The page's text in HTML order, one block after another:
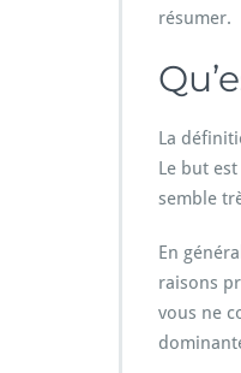
résumer.
La
Le but
semble
En
raisons
vous ne